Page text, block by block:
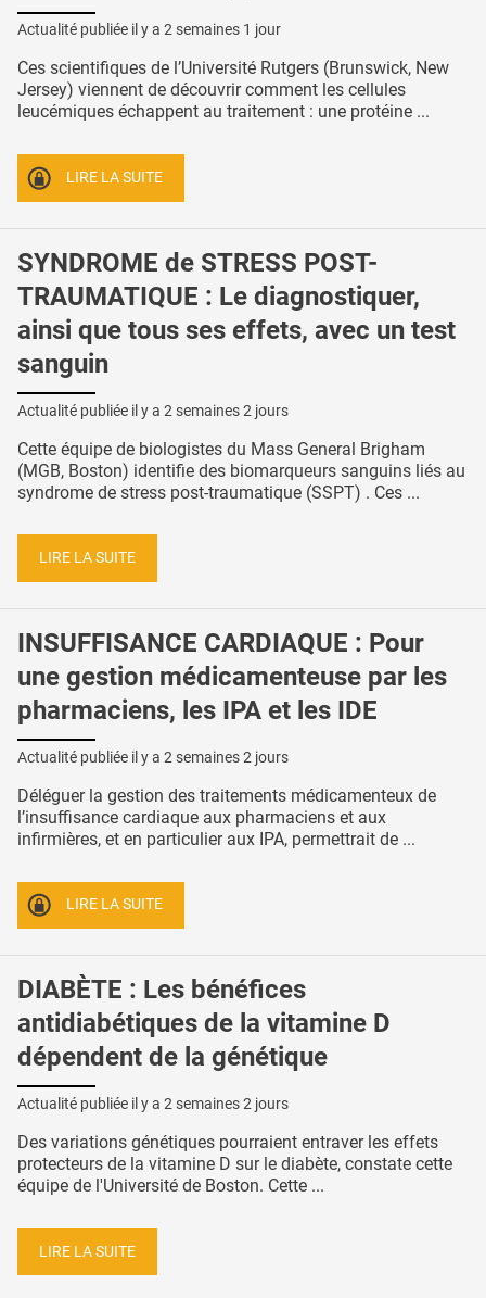
Actualité publiée il y a 2 semaines 1 jour
Ces scientifiques de l’Université Rutgers (Brunswick, New
Jersey) viennent de découvrir comment les cellules
leucémiques échappent au traitement : une protéine ...
LIRE LA SUITE
SYNDROME de STRESS POST-
TRAUMATIQUE : Le diagnostiquer,
ainsi que tous ses effets, avec un test
sanguin
Actualité publiée il y a 2 semaines 2 jours
Cette équipe de biologistes du Mass General Brigham
(MGB, Boston) identifie des biomarqueurs sanguins liés au
syndrome de stress post-traumatique (SSPT) . Ces ...
LIRE LA SUITE
INSUFFISANCE CARDIAQUE : Pour
une gestion médicamenteuse par les
pharmaciens, les IPA et les IDE
Actualité publiée il y a 2 semaines 2 jours
Déléguer la gestion des traitements médicamenteux de
l’insuffisance cardiaque aux pharmaciens et aux
infirmières, et en particulier aux IPA, permettrait de ...
LIRE LA SUITE
DIABÈTE : Les bénéfices
antidiabétiques de la vitamine D
dépendent de la génétique
Actualité publiée il y a 2 semaines 2 jours
Des variations génétiques pourraient entraver les effets
protecteurs de la vitamine D sur le diabète, constate cette
équipe de l'Université de Boston. Cette ...
LIRE LA SUITE